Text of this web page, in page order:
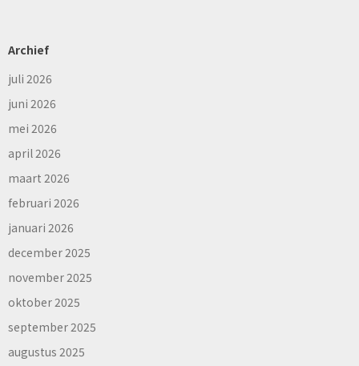
Archief
juli 2026
juni 2026
mei 2026
april 2026
maart 2026
februari 2026
januari 2026
december 2025
november 2025
oktober 2025
september 2025
augustus 2025